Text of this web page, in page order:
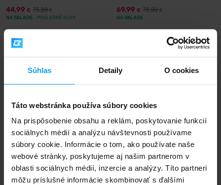
Súhlas Detaily O cookies
Táto webstránka používa súbory cookies
Na prispôsobenie obsahu a reklám, poskytovanie funkcií
sociálnych médií a analýzu návštevnosti používame
súbory cookie. Informácie o tom, ako používate naše
webové stránky, poskytujeme aj našim partnerom v
oblasti sociálnych médií, inzercie a analýzy. Títo partneri
môžu príslušné informácie skombinovať s ďalšími
44,99 € 75,99€
NA SKLADE - POSLEDNÉ KUSY
69,99 € 78,90€
NA SKLADE
-14%
Scitec Nutrition
Jumbo Hardcore 5355 g
109,99
NA SKLADE - POSLEDNÉ KUSY
Extrifit
BeefMass 3000 g
34,99 39,99
NA SKLADE